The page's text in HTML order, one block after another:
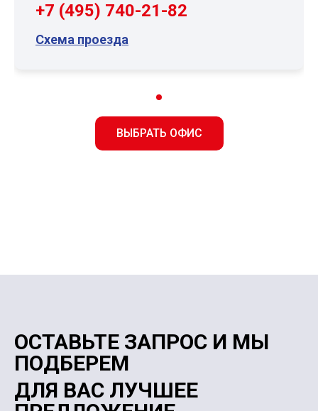
+7 (495) 740-21-82
Схема проезда
ВЫБРАТЬ ОФИС
ОСТАВЬТЕ ЗАПРОС И МЫ
ПОДБЕРЕМ
ДЛЯ ВАС ЛУЧШЕЕ